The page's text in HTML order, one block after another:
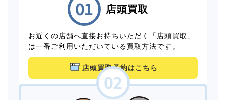
店頭買取
お近くの店舗へ直接お持ちいただく「店頭買取」
は一番ご利用いただいている買取方法です。
店頭買取予約はこちら